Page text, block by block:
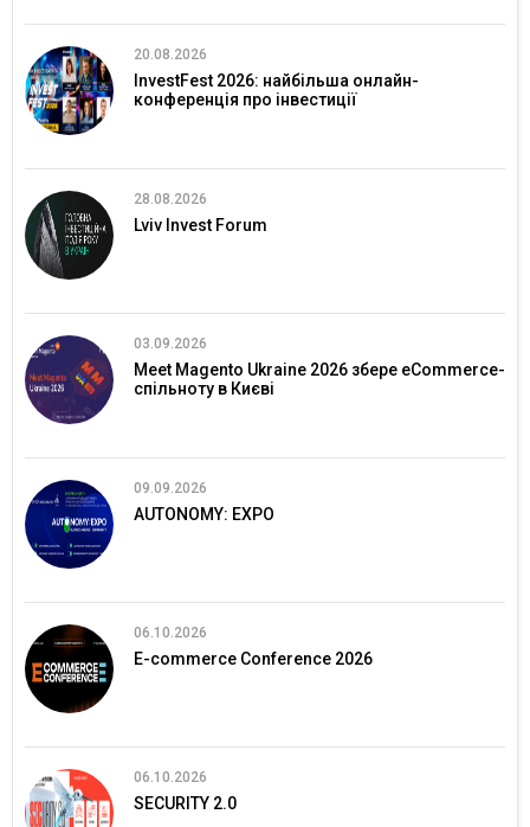
20.08.2026
InvestFest 2026: найбільша онлайн-
конференція про інвестиції
28.08.2026
Lviv Invest Forum
03.09.2026
Meet Magento Ukraine 2026 збере eCommerce-
спільноту в Києві
09.09.2026
AUTONOMY: EXPO
06.10.2026
E-commerce Conference 2026
06.10.2026
SECURITY 2.0